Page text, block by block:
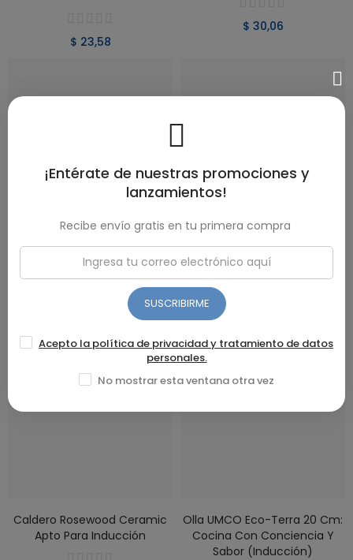
$ 23,58
$ 30,06
El Corazón Moderno De Tu
Cocina
(20 Cm): El Secreto Del Arroz
Perfecto
VER PRODUCTO
Caldero Rosewood Ceramic
Apto Para Inducción
VER PRODUCTO
Olla UMCO Eco-Terra 20 Cm:
Cocina Con Conciencia Y
Sabor (Inducción)
¡Entérate de nuestras promociones y
lanzamientos!
Recibe envío gratis en tu primera compra
SUSCRIBIRME
Acepto la política de privacidad y tratamiento de datos
personales.
No mostrar esta ventana otra vez